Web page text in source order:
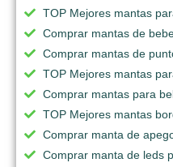
TOP Mejores mantas
Comprar mantas de
Comprar mantas de
TOP Mejores mantas
Comprar mantas para
TOP Mejores mantas
Comprar manta de
Comprar manta de leds